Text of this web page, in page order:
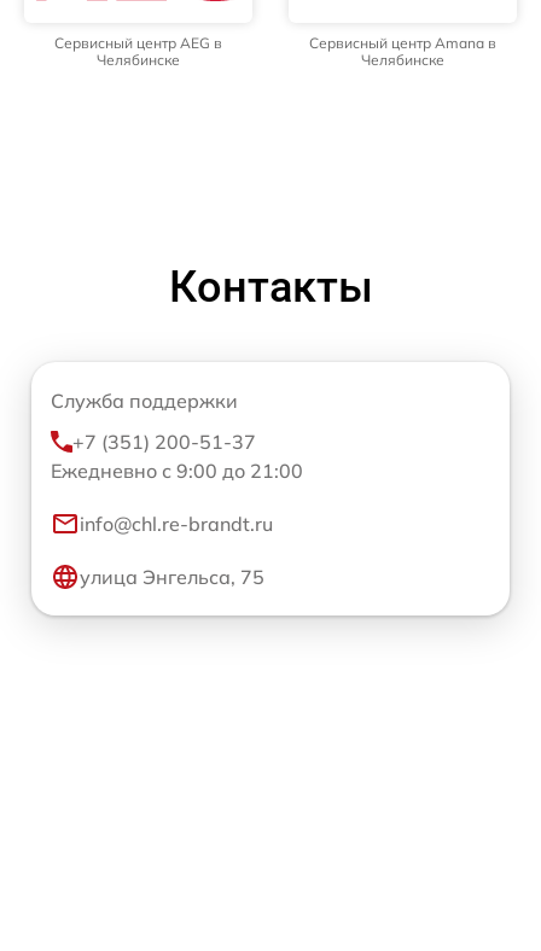
Сервисный центр AEG в
Челябинске
Сервисный центр Amana в
Челябинске
Контакты
Служба поддержки
+7 (351) 200-51-37
Ежедневно с 9:00 до 21:00
info@chl.re-brandt.ru
улица Энгельса, 75